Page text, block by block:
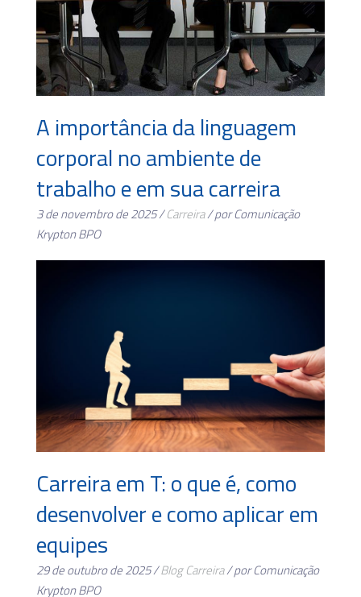
A importância da linguagem
corporal no ambiente de
trabalho e em sua carreira
3 de novembro de 2025 /Carreira/ por Comunicação
Krypton BPO
Carreira em T: o que é, como
desenvolver e como aplicar em
equipes
29 de outubro de 2025 /Blog Carreira/ por Comunicação
Krypton BPO